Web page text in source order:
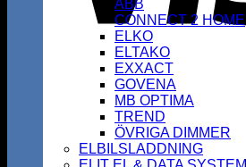
ABB
CONNECT 2 HOME
ELKO
ELTAKO
EXXACT
GOVENA
MB OPTIMA
TREND
ÖVRIGA DIMMER
ELBILSLADDNING